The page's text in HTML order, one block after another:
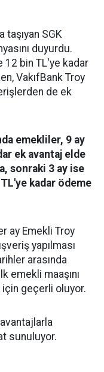
taşıyan SGK
duyurdu.
12 bin TL'ye kadar
VakıfBank Troy
de ek
emekliler, 9 ay
ek avantaj elde
sonraki 3 ay ise
kadar ödeme
ay Emekli Troy
yapılması
arasında
emekli maaşını
için geçerli oluyor.
sunuluyor.